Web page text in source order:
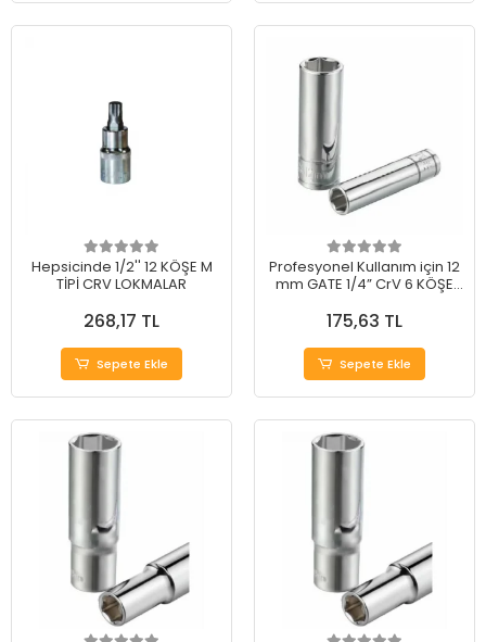
Hepsicinde 1/2'' 12 KÖŞE M
TİPİ CRV LOKMALAR
268,17 TL
Sepete Ekle
Profesyonel Kullanım için 12
mm GATE 1/4” CrV 6 KÖŞE
175,63 TL
Sepete Ekle